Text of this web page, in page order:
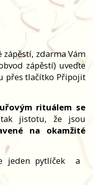
zápěstí, zdarma Vám
zápěstí) uveďte
přes tlačítko Připojit
rituálem se
jistotu, že jsou
na okamžité
jeden pytlíček
a